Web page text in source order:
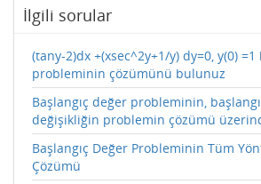
İlgili sorular
(tany-2)dx +(xsec^2y+1/y) dy=0, y(0)
probleminin çözümünü bulunuz
Başlangıç değer probleminin,
değişikliğin problemin çözümü
Başlangıç Değer Probleminin Tüm
Çözümü